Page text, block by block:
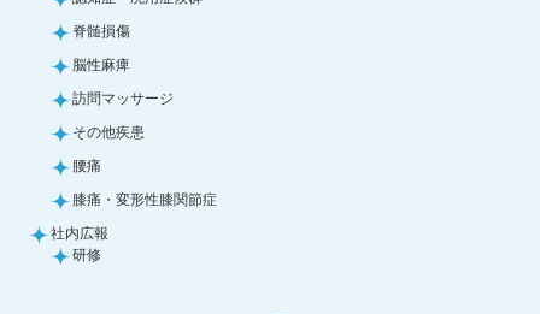
脊髄損傷
脳性麻痺
訪問マッサージ
その他疾患
腰痛
膝痛・変形性膝関節症
社内広報
研修